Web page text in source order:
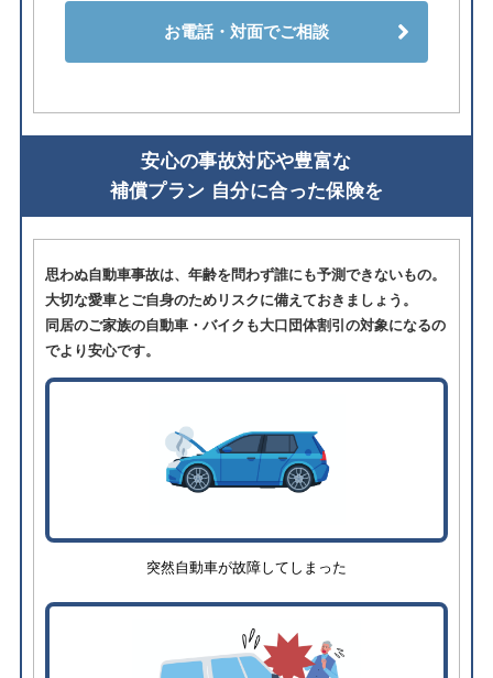
お電話・対面でご相談
安⼼の事故対応や豊富な
補償プラン ⾃分に合った保険を
思わぬ自動車事故は、年齢を問わず誰にも予測できないもの。
大切な愛車とご自身のためリスクに備えておきましょう。
同居のご家族の自動車・バイクも大口団体割引の対象になるの
でより安心です。
突然自動車が故障してしまった